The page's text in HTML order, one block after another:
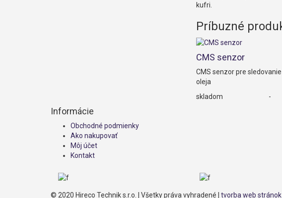
kufri.
Príbuzné
CMS senzor
CMS senzor pre
oleja
skladom
-
Informácie
Obchodné podmienky
Ako nakupovať
Môj účet
Kontakt
© 2020 Hireco Technik s.r.o. | Všetky práva vyhradené | tvorba web stránok